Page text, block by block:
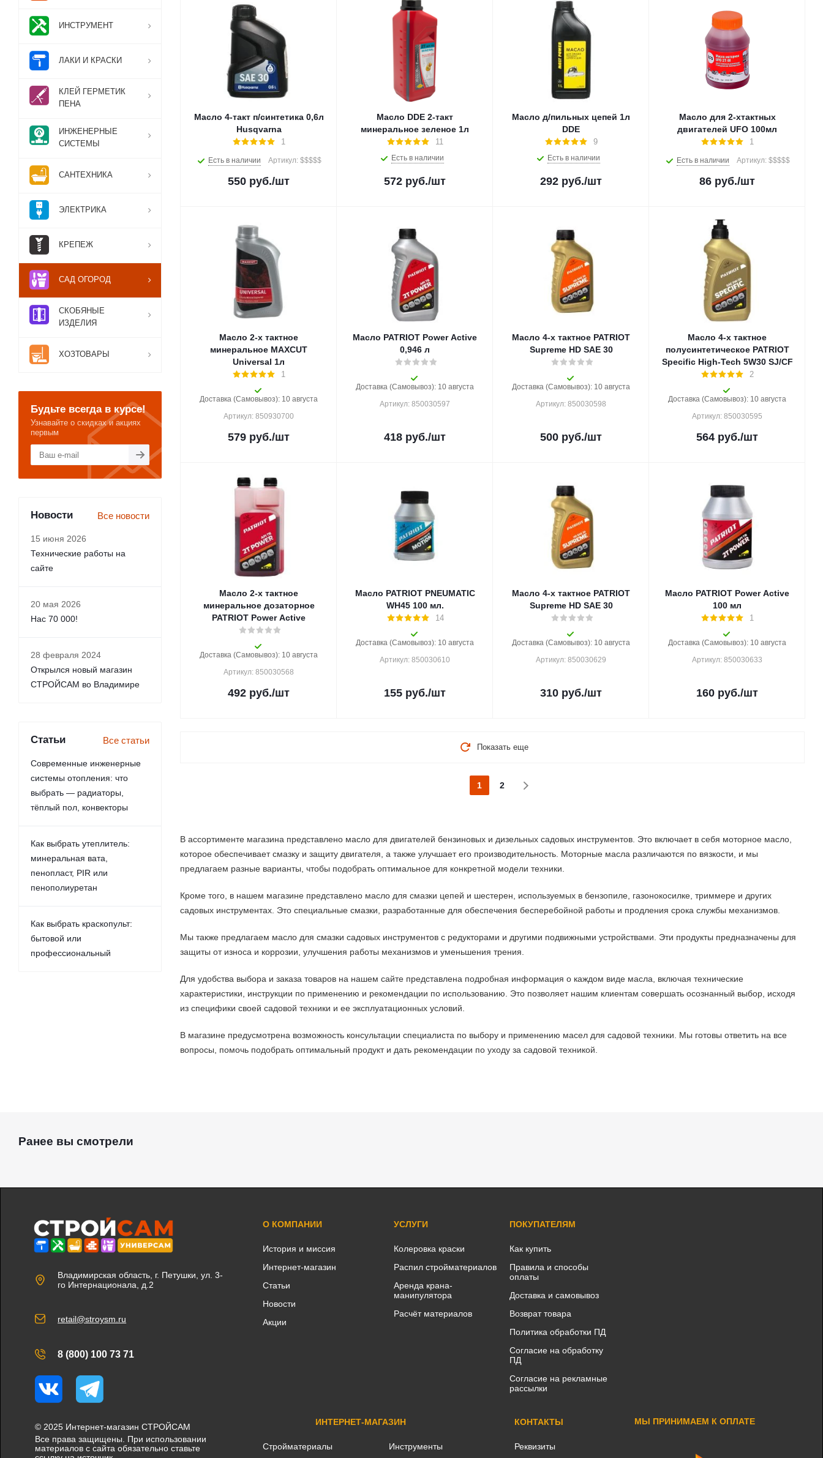
Масло 4-такт п/синтетика 0,6л
Husqvarna
1
Есть в наличии Артикул: $$$$$
550 руб./шт
Масло DDE 2-такт
минеральное зеленое 1л
11
Есть в наличии
572 руб./шт
Масло д/пильных цепей 1л
DDE
9
Есть в наличии
292 руб./шт
Масло для 2-хтактных
двигателей UFO 100мл
1
Есть в наличии Артикул: $$$$$
86 руб./шт
Масло 2-х тактное
минеральное MAXCUT
Universal 1л
1
Доставка (Самовывоз): 10 августа
Артикул: 850930700
579 руб./шт
Масло PATRIOT Power Active
0,946 л
Доставка (Самовывоз): 10 августа
Артикул: 850030597
418 руб./шт
Масло 4-х тактное PATRIOT
Supreme HD SAE 30
Доставка (Самовывоз): 10 августа
Артикул: 850030598
500 руб./шт
Масло 4-х тактное
полусинтетическое PATRIOT
Specific High-Tech 5W30 SJ/CF
2
Доставка (Самовывоз): 10 августа
Артикул: 850030595
564 руб./шт
Масло 2-х тактное
минеральное дозаторное
PATRIOT Power Active
Доставка (Самовывоз): 10 августа
Артикул: 850030568
492 руб./шт
Масло PATRIOT PNEUMATIC
WH45 100 мл.
14
Доставка (Самовывоз): 10 августа
Артикул: 850030610
155 руб./шт
Масло 4-х тактное PATRIOT
Supreme HD SAE 30
Доставка (Самовывоз): 10 августа
Артикул: 850030629
310 руб./шт
Масло PATRIOT Power Active
100 мл
1
Доставка (Самовывоз): 10 августа
Артикул: 850030633
160 руб./шт
Показать еще
1 2
В ассортименте магазина представлено масло для двигателей бензиновых и дизельных садовых инструментов. Это включает в себя моторное масло,
которое обеспечивает смазку и защиту двигателя, а также улучшает его производительность. Моторные масла различаются по вязкости, и мы
предлагаем разные варианты, чтобы подобрать оптимальное для конкретной модели техники.
Кроме того, в нашем магазине представлено масло для смазки цепей и шестерен, используемых в бензопиле, газонокосилке, триммере и других
садовых инструментах. Это специальные смазки, разработанные для обеспечения бесперебойной работы и продления срока службы механизмов.
Мы также предлагаем масло для смазки садовых инструментов с редукторами и другими подвижными устройствами. Эти продукты предназначены для
защиты от износа и коррозии, улучшения работы механизмов и уменьшения трения.
Для удобства выбора и заказа товаров на нашем сайте представлена подробная информация о каждом виде масла, включая технические
характеристики, инструкции по применению и рекомендации по использованию. Это позволяет нашим клиентам совершать осознанный выбор, исходя
из специфики своей садовой техники и ее эксплуатационных условий.
В магазине предусмотрена возможность консультации специалиста по выбору и применению масел для садовой техники. Мы готовы ответить на все
вопросы, помочь подобрать оптимальный продукт и дать рекомендации по уходу за садовой техникой.
ИНСТРУМЕНТ
ЛАКИ И КРАСКИ
КЛЕЙ ГЕРМЕТИК
ПЕНА
ИНЖЕНЕРНЫЕ
СИСТЕМЫ
САНТЕХНИКА
ЭЛЕКТРИКА
КРЕПЕЖ
САД ОГОРОД
СКОБЯНЫЕ
ИЗДЕЛИЯ
ХОЗТОВАРЫ
Будьте всегда в курсе!
Узнавайте о скидках и акциях
первым
Новости Все новости
15 июня 2026
Технические работы на
сайте
20 мая 2026
Нас 70 000!
28 февраля 2024
Открылся новый магазин
СТРОЙСАМ во Владимире
Статьи Все статьи
Современные инженерные
системы отопления: что
выбрать — радиаторы,
тёплый пол, конвекторы
Как выбрать утеплитель:
минеральная вата,
пенопласт, PIR или
пенополиуретан
Как выбрать краскопульт:
бытовой или
профессиональный
Ранее вы смотрели
Владимирская область, г. Петушки, ул. 3-
го Интернационала, д.2
retail@stroysm.ru
8 (800) 100 73 71
Вконтакте
Telegram
© 2025 Интернет-магазин СТРОЙСАМ
Все права защищены. При использовании
материалов с сайта обязательно ставьте
О КОМПАНИИ
История и миссия
Интернет-магазин
Статьи
Новости
Акции
УСЛУГИ
Колеровка краски
Распил стройматериалов
Аренда крана-
манипулятора
Расчёт материалов
ПОКУПАТЕЛЯМ
Как купить
Правила и способы
оплаты
Доставка и самовывоз
Возврат товара
Политика обработки ПД
Согласие на обработку
ПД
Согласие на рекламные
рассылки
ИНТЕРНЕТ-МАГАЗИН
Стройматериалы Инструменты
КОНТАКТЫ
Реквизиты
МЫ ПРИНИМАЕМ К ОПЛАТЕ